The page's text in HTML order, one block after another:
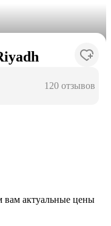
120 отзывов
актуальные цены